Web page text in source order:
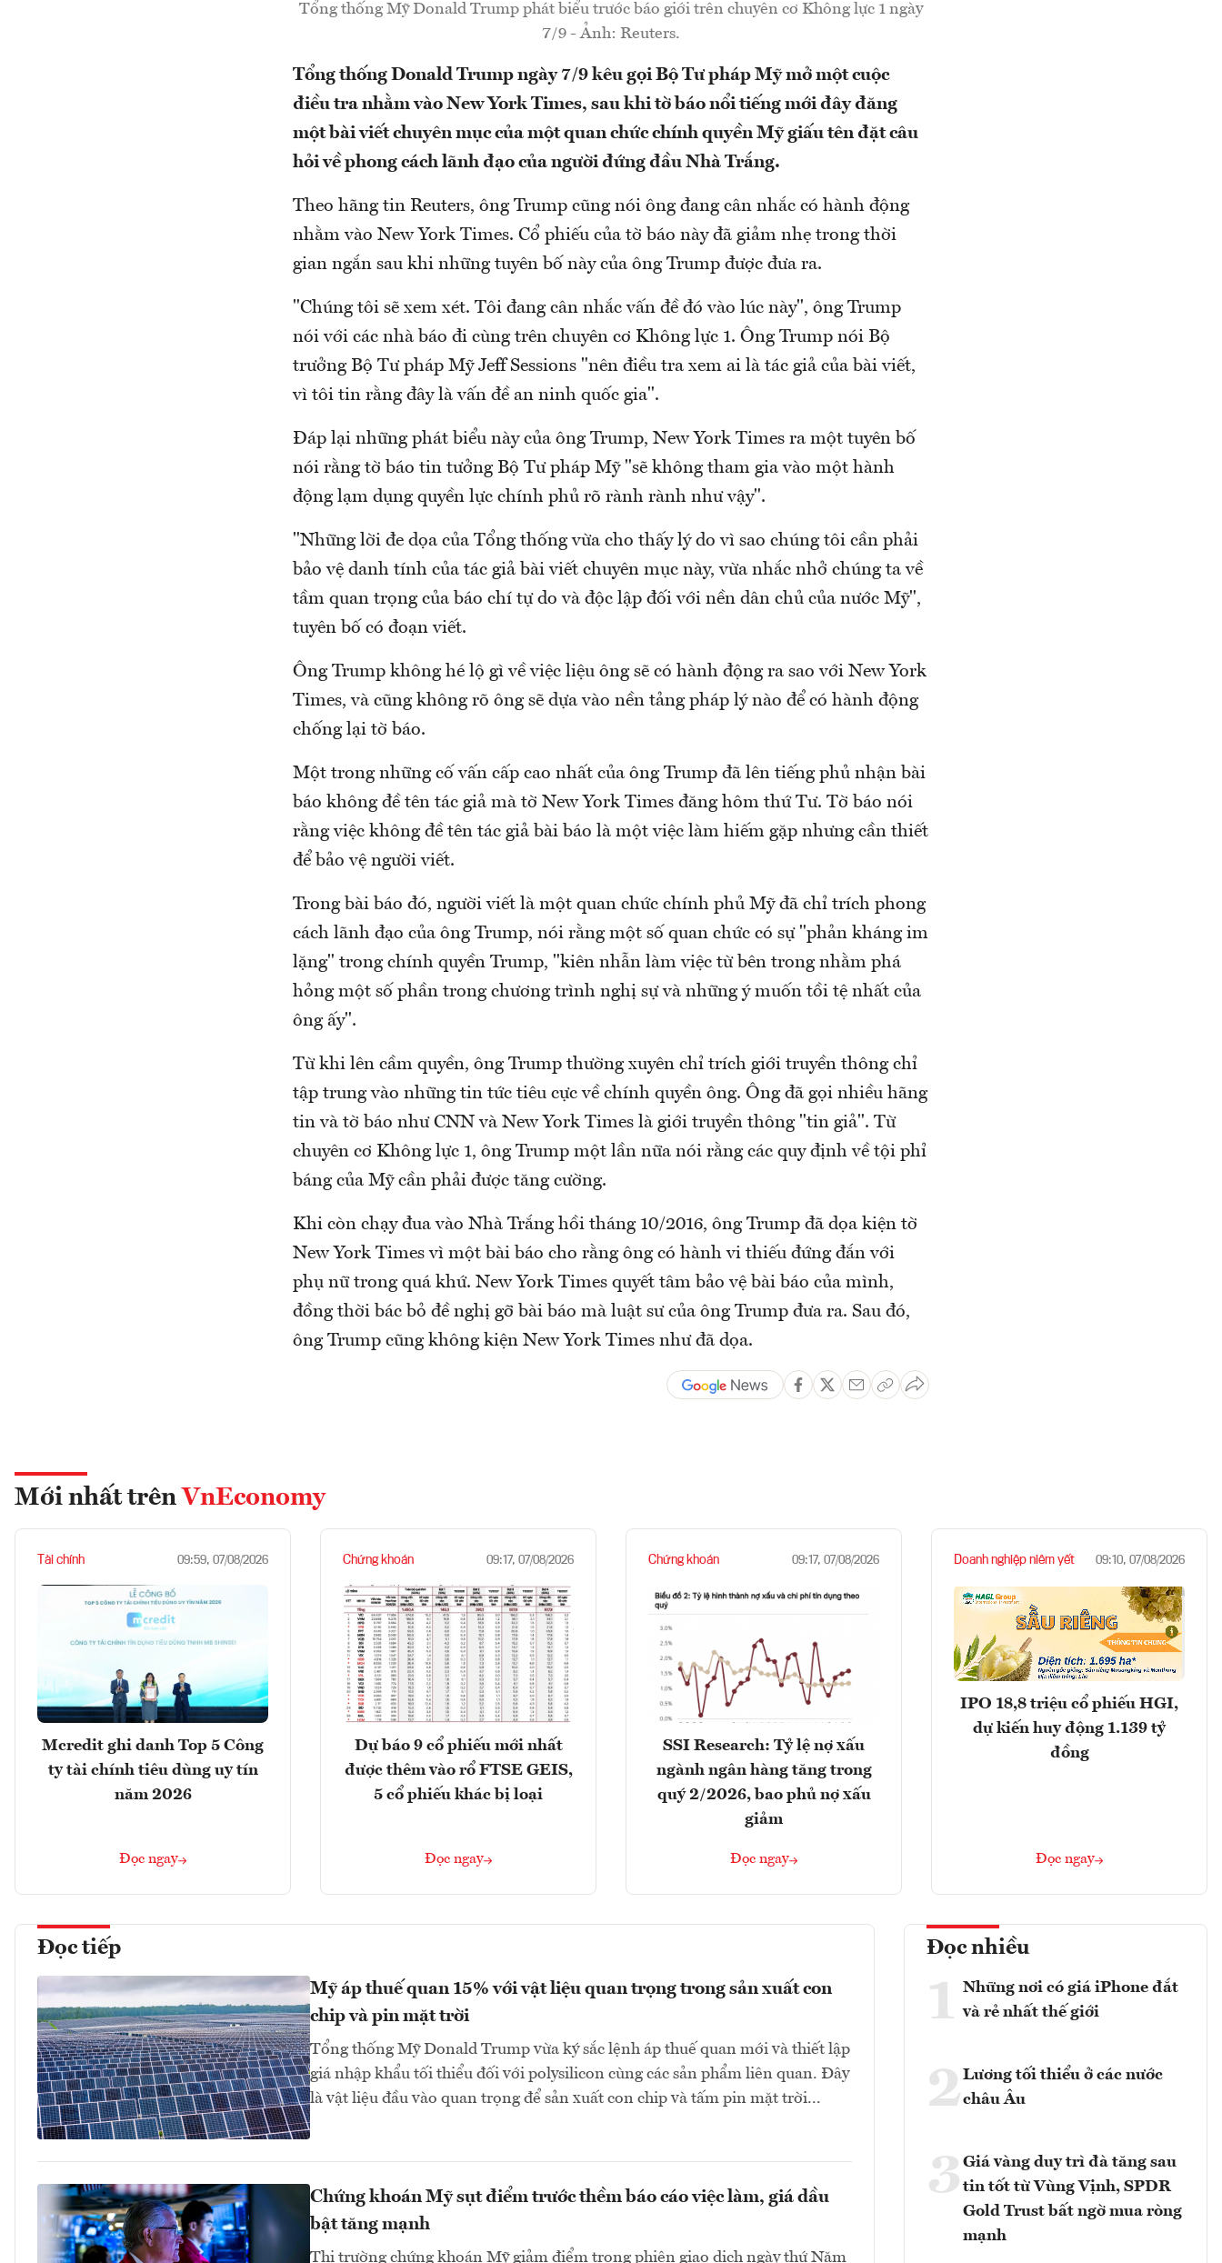
Tổng thống Mỹ Donald Trump phát biểu trước báo giới trên chuyên cơ Không lực 1 ngày
7/9 - Ảnh: Reuters.
Tổng thống Donald Trump ngày 7/9 kêu gọi Bộ Tư pháp Mỹ mở một cuộc
điều tra nhằm vào New York Times, sau khi tờ báo nổi tiếng mới đây đăng
một bài viết chuyên mục của một quan chức chính quyền Mỹ giấu tên đặt câu
hỏi về phong cách lãnh đạo của người đứng đầu Nhà Trắng.
Theo hãng tin Reuters, ông Trump cũng nói ông đang cân nhắc có hành động
nhằm vào New York Times. Cổ phiếu của tờ báo này đã giảm nhẹ trong thời
gian ngắn sau khi những tuyên bố này của ông Trump được đưa ra.
"Chúng tôi sẽ xem xét. Tôi đang cân nhắc vấn đề đó vào lúc này", ông Trump
nói với các nhà báo đi cùng trên chuyên cơ Không lực 1. Ông Trump nói Bộ
trưởng Bộ Tư pháp Mỹ Jeff Sessions "nên điều tra xem ai là tác giả của bài viết,
vì tôi tin rằng đây là vấn đề an ninh quốc gia".
Đáp lại những phát biểu này của ông Trump, New York Times ra một tuyên bố
nói rằng tờ báo tin tưởng Bộ Tư pháp Mỹ "sẽ không tham gia vào một hành
động lạm dụng quyền lực chính phủ rõ rành rành như vậy".
"Những lời đe dọa của Tổng thống vừa cho thấy lý do vì sao chúng tôi cần phải
bảo vệ danh tính của tác giả bài viết chuyên mục này, vừa nhắc nhở chúng ta về
tầm quan trọng của báo chí tự do và độc lập đối với nền dân chủ của nước Mỹ",
tuyên bố có đoạn viết.
Ông Trump không hé lộ gì về việc liệu ông sẽ có hành động ra sao với New York
Times, và cũng không rõ ông sẽ dựa vào nền tảng pháp lý nào để có hành động
chống lại tờ báo.
Một trong những cố vấn cấp cao nhất của ông Trump đã lên tiếng phủ nhận bài
báo không đề tên tác giả mà tờ New York Times đăng hôm thứ Tư. Tờ báo nói
rằng việc không đề tên tác giả bài báo là một việc làm hiếm gặp nhưng cần thiết
để bảo vệ người viết.
Trong bài báo đó, người viết là một quan chức chính phủ Mỹ đã chỉ trích phong
cách lãnh đạo của ông Trump, nói rằng một số quan chức có sự "phản kháng im
lặng" trong chính quyền Trump, "kiên nhẫn làm việc từ bên trong nhằm phá
hỏng một số phần trong chương trình nghị sự và những ý muốn tồi tệ nhất của
ông ấy".
Từ khi lên cầm quyền, ông Trump thường xuyên chỉ trích giới truyền thông chỉ
tập trung vào những tin tức tiêu cực về chính quyền ông. Ông đã gọi nhiều hãng
tin và tờ báo như CNN và New York Times là giới truyền thông "tin giả". Từ
chuyên cơ Không lực 1, ông Trump một lần nữa nói rằng các quy định về tội phỉ
báng của Mỹ cần phải được tăng cường.
Khi còn chạy đua vào Nhà Trắng hồi tháng 10/2016, ông Trump đã dọa kiện tờ
New York Times vì một bài báo cho rằng ông có hành vi thiếu đứng đắn với
phụ nữ trong quá khứ. New York Times quyết tâm bảo vệ bài báo của mình,
đồng thời bác bỏ đề nghị gỡ bài báo mà luật sư của ông Trump đưa ra. Sau đó,
ông Trump cũng không kiện New York Times như đã dọa.
Mới nhất trên VnEconomy
Tài chính 09:59, 07/08/2026
Mcredit ghi danh Top 5 Công
ty tài chính tiêu dùng uy tín
năm 2026
Đọc ngay
Chứng khoán 09:17, 07/08/2026
Dự báo 9 cổ phiếu mới nhất
được thêm vào rổ FTSE GEIS,
5 cổ phiếu khác bị loại
Đọc ngay
Chứng khoán 09:17, 07/08/2026
SSI Research: Tỷ lệ nợ xấu
ngành ngân hàng tăng trong
quý 2/2026, bao phủ nợ xấu
giảm
Đọc ngay
Doanh nghiệp niêm yết 09:10, 07/08/2026
IPO 18,8 triệu cổ phiếu HGI,
dự kiến huy động 1.139 tỷ
đồng
Đọc ngay
Đọc tiếp
Mỹ áp thuế quan 15% với vật liệu quan trọng trong sản xuất con
chip và pin mặt trời
Tổng thống Mỹ Donald Trump vừa ký sắc lệnh áp thuế quan mới và thiết lập
giá nhập khẩu tối thiểu đối với polysilicon cùng các sản phẩm liên quan. Đây
là vật liệu đầu vào quan trọng để sản xuất con chip và tấm pin mặt trời...
Chứng khoán Mỹ sụt điểm trước thềm báo cáo việc làm, giá dầu
bật tăng mạnh
Thị trường chứng khoán Mỹ giảm điểm trong phiên giao dịch ngày thứ Năm
Đọc nhiều
1 Những nơi có giá iPhone đắt
và rẻ nhất thế giới
2Lương tối thiểu ở các nước
châu Âu
3 Giá vàng duy trì đà tăng sau
tin tốt từ Vùng Vịnh, SPDR
Gold Trust bất ngờ mua ròng
mạnh